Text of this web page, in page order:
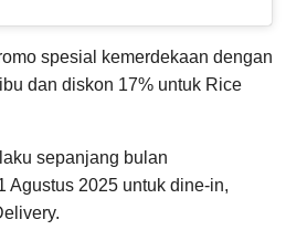
spesial kemerdekaan dengan
dan diskon 17% untuk Rice
sepanjang bulan
Agustus 2025 untuk dine-in,